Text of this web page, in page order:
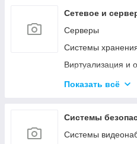
Сетевое и
Cерверы
Системы
Виртуализация и
Активное сетевое
Показать всё
Системы
Системы